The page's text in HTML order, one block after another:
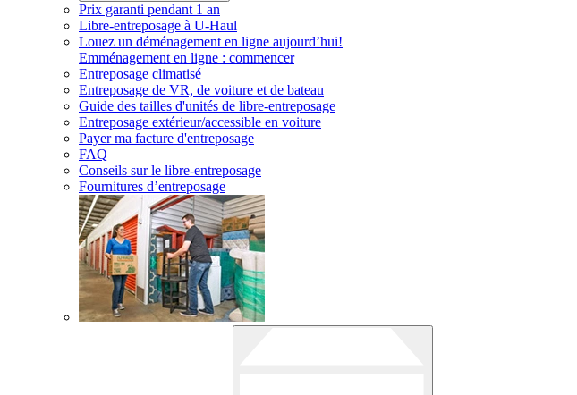
Prix garanti pendant 1 an
Libre-entreposage à U-Haul
Louez un déménagement en ligne aujourd’hui!
Emménagement en ligne : commencer
Entreposage climatisé
Entreposage de VR, de voiture et de bateau
Guide des tailles d'unités de libre-entreposage
Entreposage extérieur/accessible en voiture
Payer ma facture d'entreposage
FAQ
Conseils sur le libre-entreposage
Fournitures d’entreposage